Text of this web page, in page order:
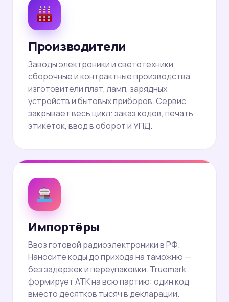
Производители
Заводы электроники и светотехники,
сборочные и контрактные производства,
изготовители плат, ламп, зарядных
устройств и бытовых приборов. Сервис
закрывает весь цикл: заказ кодов, печать
этикеток, ввод в оборот и УПД.
Импортёры
Ввоз готовой радиоэлектроники в РФ.
Наносите коды до прихода на таможню —
без задержек и переупаковки. Truemark
формирует АТК на всю партию: один код
вместо десятков тысяч в декларации.